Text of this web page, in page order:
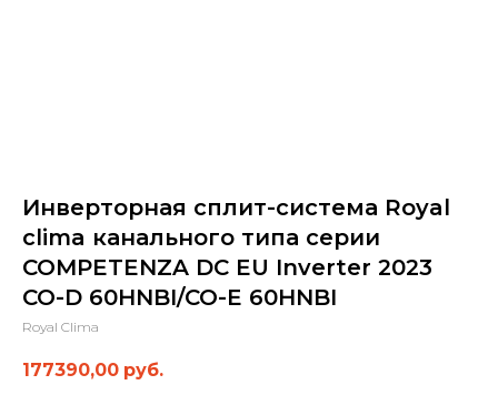
Инверторная сплит-система Royal
clima канального типа серии
COMPETENZA DC EU Inverter 2023
CO-D 60HNBI/CO-E 60HNBI
Royal Clima
177390,00 руб.